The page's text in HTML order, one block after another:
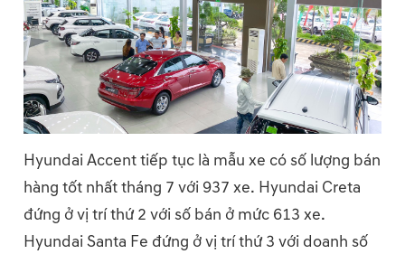
Hyundai Accent tiếp tục là mẫu xe có số lượng bán
hàng tốt nhất tháng 7 với 937 xe. Hyundai Creta
đứng ở vị trí thứ 2 với số bán ở mức 613 xe.
Hyundai Santa Fe đứng ở vị trí thứ 3 với doanh số